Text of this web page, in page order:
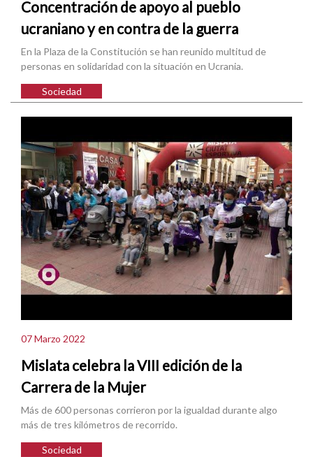
Concentración de apoyo al pueblo
ucraniano y en contra de la guerra
En la Plaza de la Constitución se han reunido multitud de
personas en solidaridad con la situación en Ucrania.
Sociedad
07 Marzo 2022
Mislata celebra la VIII edición de la
Carrera de la Mujer
Más de 600 personas corrieron por la igualdad durante algo
más de tres kilómetros de recorrido.
Sociedad